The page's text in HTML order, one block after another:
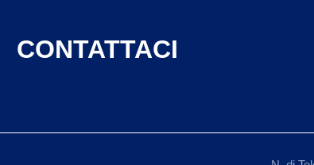
CONTATTACI